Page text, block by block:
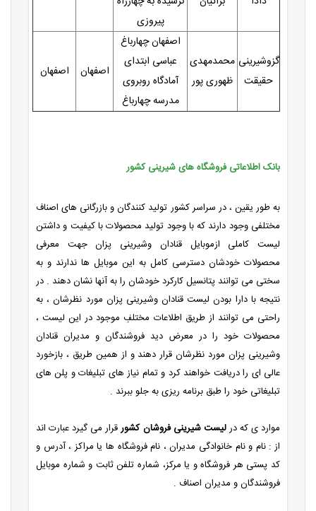
پیروزی
گزوشیرینی
حقیقت
محمدمهدی
ظهوری پور
اصفهان چهارباغ
عباسی ابتدای
آمادگاه روبروی
مدرسه چهارباغ
اصفهان اصفهان
بانک اطلاعاتی فروشگاه های شیرینی کشور
به طور یقین ، در سراسر کشور تولید کنندگان و بازرگانی های اصناف
مختلفی وجود دارند که با وجود تولید محصولات با کیفیت و داشتن
لیست کاملی ازموبایل قنادان وشیرینی پزان جهت معرفی
محصولات خودشان دسترسی کامل به این موبایل ها ندارند و به
سختی می توانند پتانسیل کارکرد خودشان را به آنها نشان دهند . در
نتیجه با دارا بودن لیست قنادان وشیرینی پزان مورد نظرشان ، به
راحتی می توانند از طریق اطلاعات مختلفِ موجود در این لیست ،
محصولات خود را در معرض دید فروشندگان و مدیران قنادان
وشیرینی پزان مورد نظرشان قرار دهند و از همین طریق ، بازخورد
عالی ای را دریافت خواهند کرد و تمام نیاز های تبلیغات و پلن های
تبلیغاتی خود را طبق برنامه ریزی به جلو ببرند .
موارد ی که درلیست شیرینی فروشان کشورقرار می گیرد عبارت اند
از : نام و نام خانوادگی مدیران ، نام فروشگاه ها یا مراکز ، آدرس و
کد پستی هر فروشگاه و یا مرکز، شماره تلفن ثابت و شماره موبایل
فروشندگان و مدیران اصناف .